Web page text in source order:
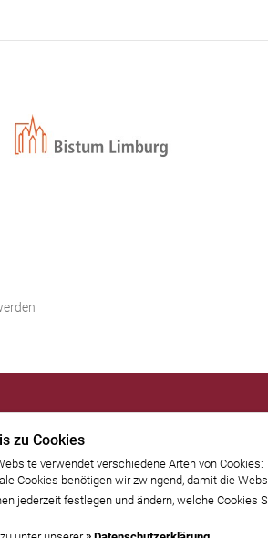
zu Cookies
verwendet verschiedene Arten von Cookies:
Cookies benötigen wir zwingend, damit die
jederzeit festlegen und ändern, welche Cookies